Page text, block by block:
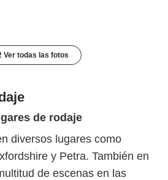
Ver todas las fotos
de rodaje
diversos lugares como
y Petra. También en
de escenas en las